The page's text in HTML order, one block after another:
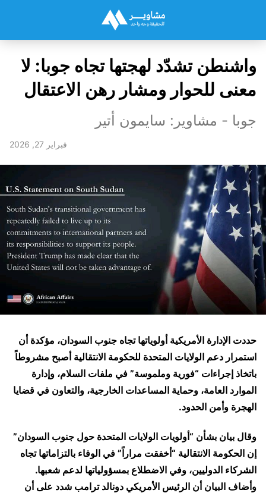
واشنطن تشدّد لهجتها تجاه جوبا: لا
معنى للحوار ومشار رهن الاعتقال
جوبا - مشاوير: سايمون أتير
فبراير 27, 2026
حددت الإدارة الأمريكية أولوياتها تجاه جنوب السودان، مؤكدة أن
استمرار دعم الولايات المتحدة للحكومة الانتقالية أصبح مشروطاً
باتخاذ إجراءات “فورية وملموسة” في ملفات السلام، وإدارة
الموارد العامة، وحماية المساعدات الخارجية، والتعاون في قضايا
الهجرة وأمن الحدود.
وقال بيان بشأن “أولويات الولايات المتحدة حول جنوب السودان”
إن الحكومة الانتقالية “أخفقت مراراً” في الوفاء بالتزاماتها تجاه
الشركاء الدوليين، وفي الاضطلاع بمسؤولياتها لدعم شعبها.
وأضاف البيان أن الرئيس الأمريكي دونالد ترامب شدد على أن